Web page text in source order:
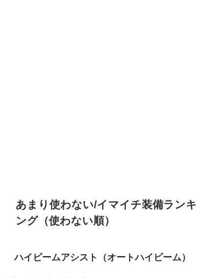
あまり使わない/イマイチ装備ランキ
ング（使わない順）
ハイビームアシスト（オートハイビーム）